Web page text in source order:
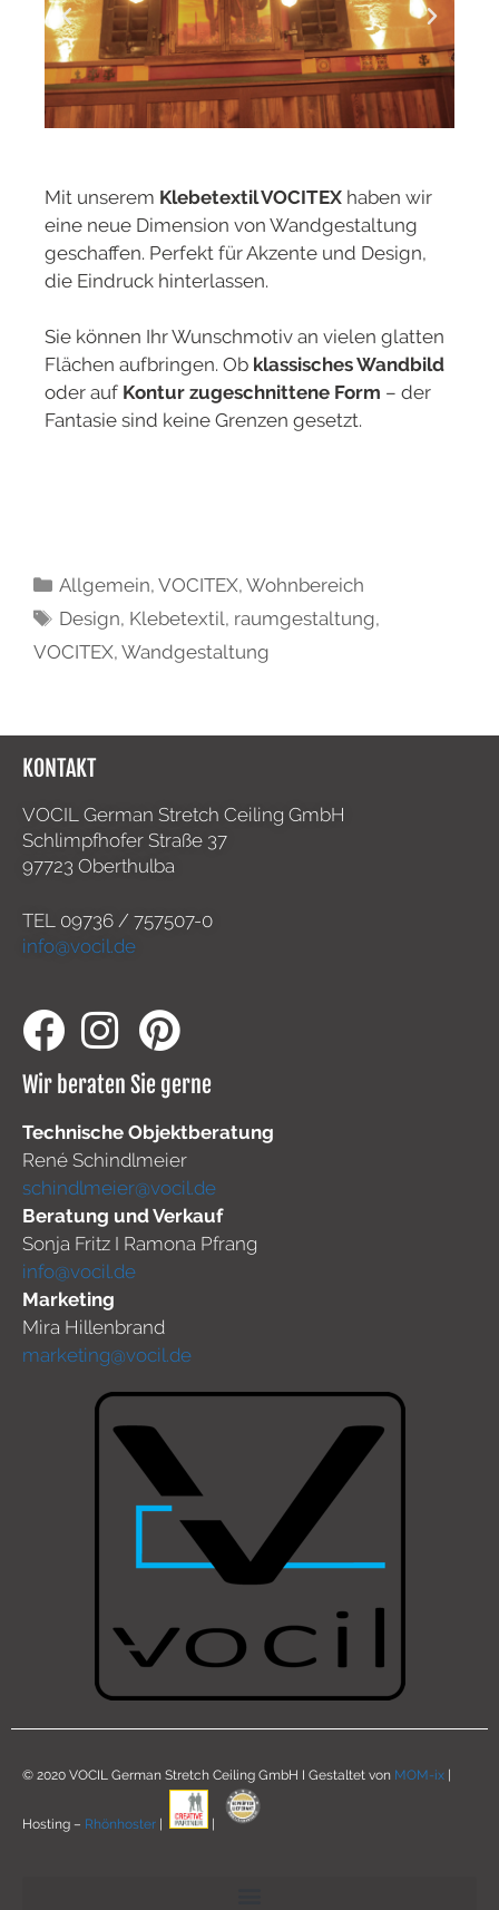
Mit unserem Klebetextil VOCITEX haben wir
eine neue Dimension von Wandgestaltung
geschaffen. Perfekt für Akzente und Design,
die Eindruck hinterlassen.
Sie können Ihr Wunschmotiv an vielen glatten
Flächen aufbringen. Ob klassisches Wandbild
oder auf Kontur zugeschnittene Form – der
Fantasie sind keine Grenzen gesetzt.
Allgemein,VOCITEX,Wohnbereich
Design, Klebetextil, raumgestaltung,
VOCITEX, Wandgestaltung
KONTAKT
VOCIL German Stretch Ceiling GmbH
Schlimpfhofer Straße 37
97723 Oberthulba
TEL 09736 / 757507-0
info@vocil.de
Wir beraten Sie gerne
Technische Objektberatung
René Schindlmeier
schindlmeier@vocil.de
Beratung und Verkauf
Sonja Fritz I Ramona Pfrang
info@vocil.de
Marketing
Mira Hillenbrand
marketing@vocil.de
© 2020 VOCIL German Stretch Ceiling GmbH I Gestaltet von MOM-ix
Hosting – Rhönhoster